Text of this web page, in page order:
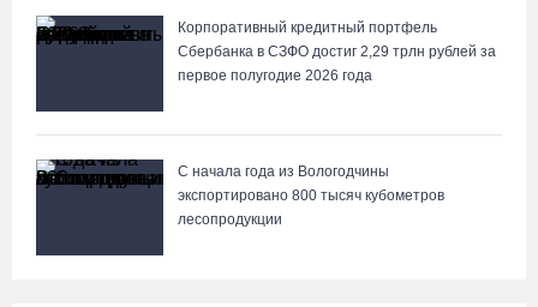
Корпоративный кредитный портфель
Сбербанка в СЗФО достиг 2,29 трлн рублей за
первое полугодие 2026 года
С начала года из Вологодчины
экспортировано 800 тысяч кубометров
лесопродукции